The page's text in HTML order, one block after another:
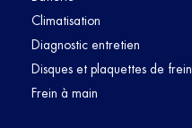
Climatisation
Diagnostic entretien
Disques et plaquettes de frein
Frein à main